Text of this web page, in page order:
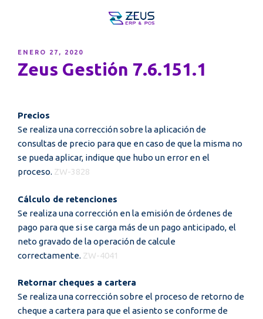
PUBLICADO
EL
ENERO 27, 2020
Zeus Gestión 7.6.151.1
Precios
Se realiza una corrección sobre la aplicación de
consultas de precio para que en caso de que la misma no
se pueda aplicar, indique que hubo un error en el
proceso. ZW-3828
Cálculo de retenciones
Se realiza una corrección en la emisión de órdenes de
pago para que si se carga más de un pago anticipado, el
neto gravado de la operación de calcule
correctamente. ZW-4041
Retornar cheques a cartera
Se realiza una corrección sobre el proceso de retorno de
cheque a cartera para que el asiento se conforme de